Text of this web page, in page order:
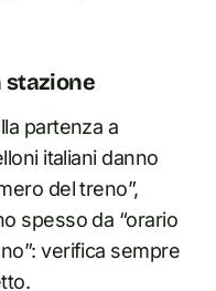
stazione
partenza a
italiani danno
del treno”,
spesso da “orario
verifica sempre